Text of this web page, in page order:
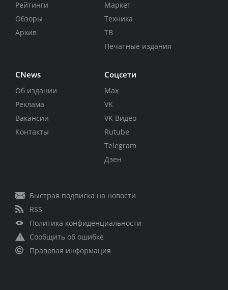
Рейтинги
Обзоры
Архив
Маркет
Техника
ТВ
Печатные издания
CNews
Об издании
Реклама
Вакансии
Контакты
Соцсети
Max
VK
VK Видео
Rutube
Telegram
Дзен
Быстрая подписка на новости
RSS
Политика конфиденциальности
Сообщить об ошибке
Правовая информация